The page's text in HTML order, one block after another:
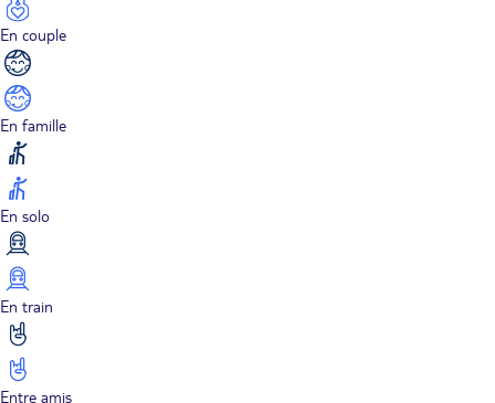
En couple
En famille
En solo
En train
Entre amis